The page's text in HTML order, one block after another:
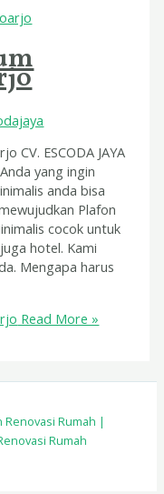
CV. ESCODA JAYA
yang ingin
anda bisa
Plafon
cocok untuk
hotel. Kami
Mengapa harus
Read More »
Renovasi Rumah |
Rumah